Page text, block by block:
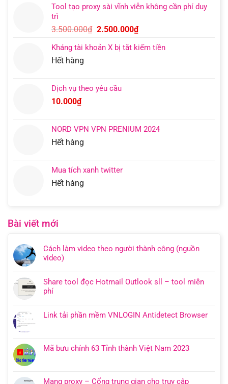
1.000.000₫.
là:
Tool tạo proxy sài vĩnh viễn không cần phí duy
trì
3.500.000₫ Giá
là:
2.500.000₫Giá
tại
Kháng tài khoản X bị tắt kiếm tiền
Hết hàng
Dịch vụ theo yêu cầu
10.000₫
NORD VPN VPN PRENIUM 2024
Hết hàng
Mua tích xanh twitter
Hết hàng
Bài viết mới
Cách làm video theo người thành công (nguồn
video)
Share tool đọc Hotmail Outlook sll – tool miễn
phí
Link tải phần mềm VNLOGIN Antidetect Browser
Mã bưu chính 63 Tỉnh thành Việt Nam 2023
Mạng proxy – Cổng trung gian cho truy cập